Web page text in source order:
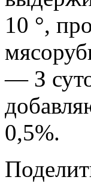
10 °,
— З
0,5%.